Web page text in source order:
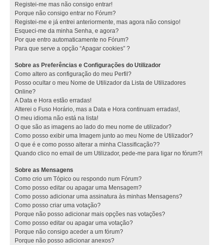
Registei-me mas não consigo entrar!
Porque não consigo entrar no Fórum?
Registei-me e já entrei anteriormente, mas agora não consigo!
Esqueci-me da minha Senha, e agora?
Por que entro automaticamente no Fórum?
Para que serve a opção “Apagar cookies” ?
Sobre as Preferências e Configurações do Utilizador
Como altero as configuração do meu Perfil?
Posso ocultar o meu Nome de Utilizador da Lista de Utilizadores
Online?
A Data e Hora estão erradas!
Alterei o Fuso Horário, mas a Data e Hora continuam erradas!,
O meu idioma não está na lista!
O que são as imagens ao lado do meu nome de utilizador?
Como posso exibir uma Imagem junto ao meu Nome de Utilizador?
O que é e como posso alterar a minha Classificação??
Quando clico no email de um Utilizador, pede-me para ligar no fórum?!
Sobre as Mensagens
Como crio um Tópico ou respondo num Fórum?
Como posso editar ou apagar uma Mensagem?
Como posso adicionar uma assinatura às minhas Mensagens?
Como posso criar uma votação?
Porque não posso adicionar mais opções nas votações?
Como posso editar ou apagar uma votação?
Porque não consigo aceder a um fórum?
Porque não posso adicionar anexos?